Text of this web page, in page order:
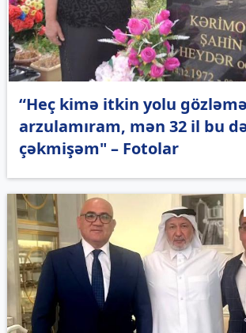
“Heç kimə itkin yolu
arzulamıram, mən 32 il bu
çəkmişəm" – Fotolar